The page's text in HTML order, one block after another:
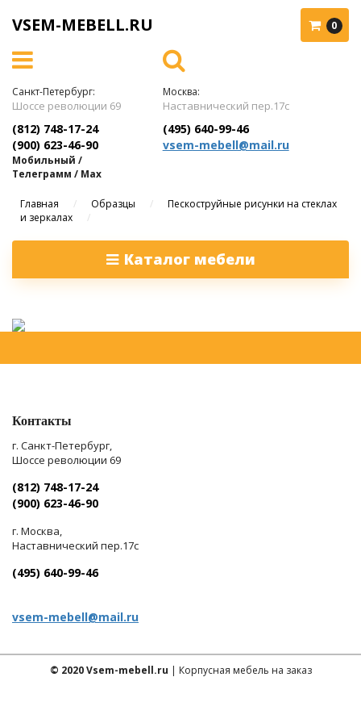
0
VSEM-MEBELL.RU
Санкт-Петербург:
Шоссе революции 69
(812) 748-17-24
(900) 623-46-90
Мобильный /
Телеграмм / Max
Москва:
Наставнический пер.17с
(495) 640-99-46
vsem-mebell@mail.ru
Главная / Образцы /
Пескоструйные рисунки на стеклах
и зеркалах
/
Каталог мебели
Контакты
г. Санкт-Петербург,
Шоссе революции 69
(812) 748-17-24
(900) 623-46-90
г. Москва,
Наставнический пер.17с
(495) 640-99-46
vsem-mebell@mail.ru
© 2020 Vsem-mebell.ru | Корпусная мебель на заказ